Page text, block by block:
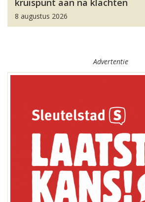
kruispunt aan na klachten
8 augustus 2026
Advertentie